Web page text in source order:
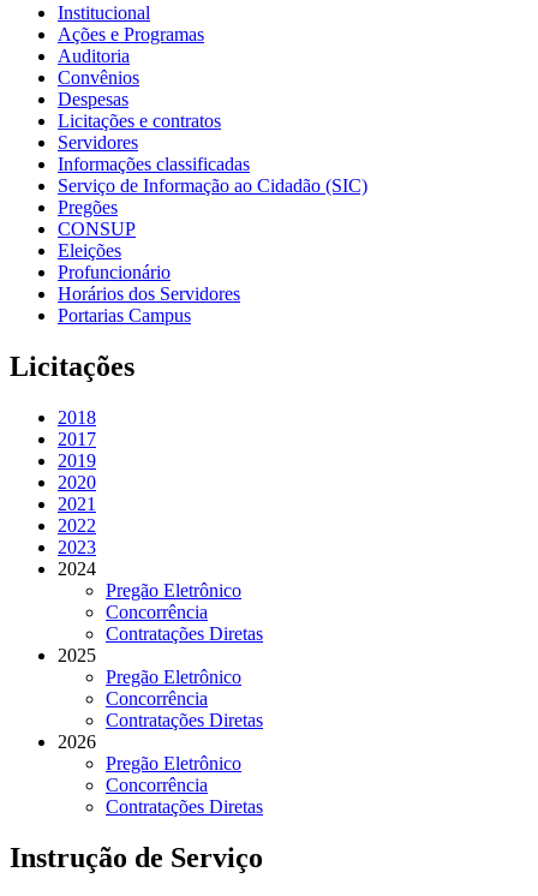
Institucional
Ações e Programas
Auditoria
Convênios
Despesas
Licitações e contratos
Servidores
Informações classificadas
Serviço de Informação ao Cidadão (SIC)
Pregões
CONSUP
Eleições
Profuncionário
Horários dos Servidores
Portarias Campus
Licitações
2018
2017
2019
2020
2021
2022
2023
2024
Pregão Eletrônico
Concorrência
Contratações Diretas
2025
Pregão Eletrônico
Concorrência
Contratações Diretas
2026
Pregão Eletrônico
Concorrência
Contratações Diretas
Instrução de Serviço